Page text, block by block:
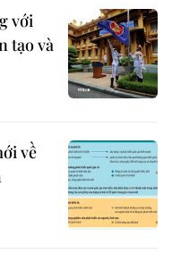
với
tạo và
về